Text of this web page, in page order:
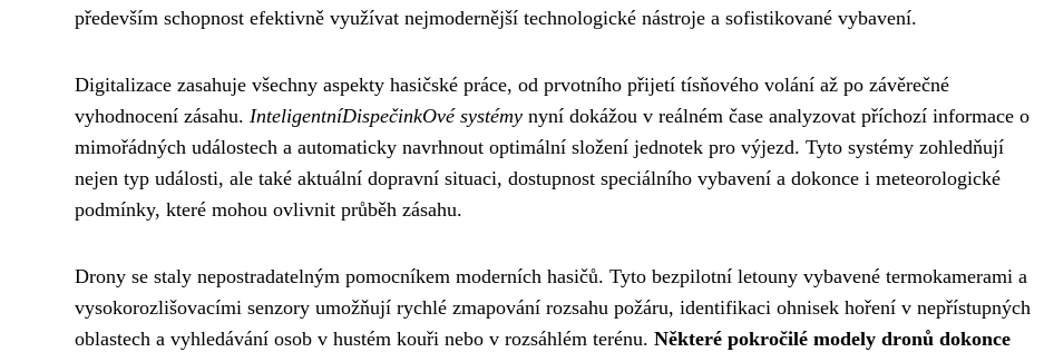
především schopnost efektivně využívat nejmodernější technologické nástroje a sofistikované vybavení.
Digitalizace zasahuje všechny aspekty hasičské práce, od prvotního přijetí tísňového volání až po závěrečné
vyhodnocení zásahu. InteligentníDispečinkOvé systémy nyní dokážou v reálném čase analyzovat příchozí informace o
mimořádných událostech a automaticky navrhnout optimální složení jednotek pro výjezd. Tyto systémy zohledňují
nejen typ události, ale také aktuální dopravní situaci, dostupnost speciálního vybavení a dokonce i meteorologické
podmínky, které mohou ovlivnit průběh zásahu.
Drony se staly nepostradatelným pomocníkem moderních hasičů. Tyto bezpilotní letouny vybavené termokamerami a
vysokorozlišovacími senzory umožňují rychlé zmapování rozsahu požáru, identifikaci ohnisek hoření v nepřístupných
oblastech a vyhledávání osob v hustém kouři nebo v rozsáhlém terénu. Některé pokročilé modely dronů dokonce